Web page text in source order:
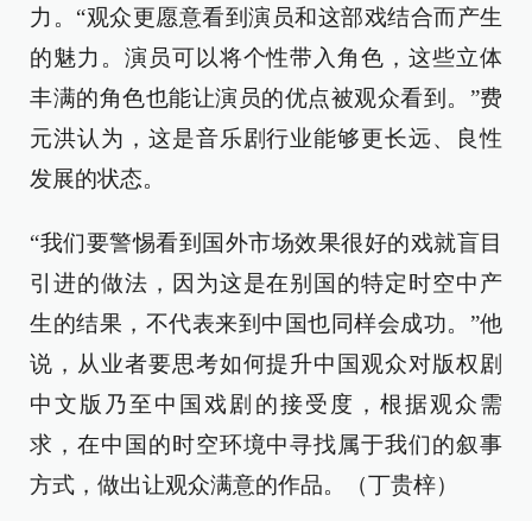
力。“观众更愿意看到演员和这部戏结合而产生
的魅力。演员可以将个性带入角色，这些立体
丰满的角色也能让演员的优点被观众看到。”费
元洪认为，这是音乐剧行业能够更长远、良性
发展的状态。
“我们要警惕看到国外市场效果很好的戏就盲目
引进的做法，因为这是在别国的特定时空中产
生的结果，不代表来到中国也同样会成功。”他
说，从业者要思考如何提升中国观众对版权剧
中文版乃至中国戏剧的接受度，根据观众需
求，在中国的时空环境中寻找属于我们的叙事
方式，做出让观众满意的作品。（丁贵梓）